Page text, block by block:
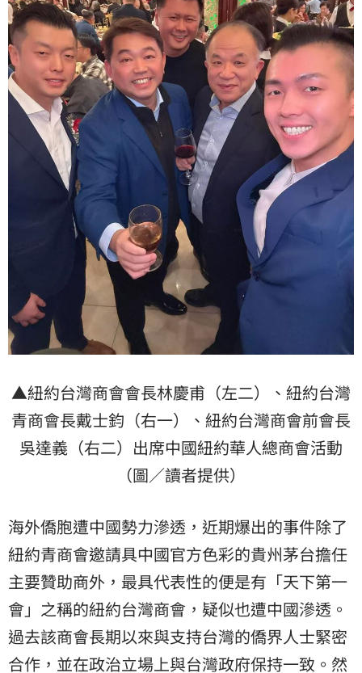
▲紐約台灣商會會長林慶甫（左二）、紐約台灣
青商會長戴士鈞（右一）、紐約台灣商會前會長
吳達義（右二）出席中國紐約華人總商會活動
（圖／讀者提供）
海外僑胞遭中國勢力滲透，近期爆出的事件除了
紐約青商會邀請具中國官方色彩的貴州茅台擔任
主要贊助商外，最具代表性的便是有「天下第一
會」之稱的紐約台灣商會，疑似也遭中國滲透。
過去該商會長期以來與支持台灣的僑界人士緊密
合作，並在政治立場上與台灣政府保持一致。然